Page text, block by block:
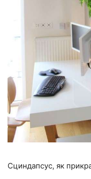
Сциндапсус, як